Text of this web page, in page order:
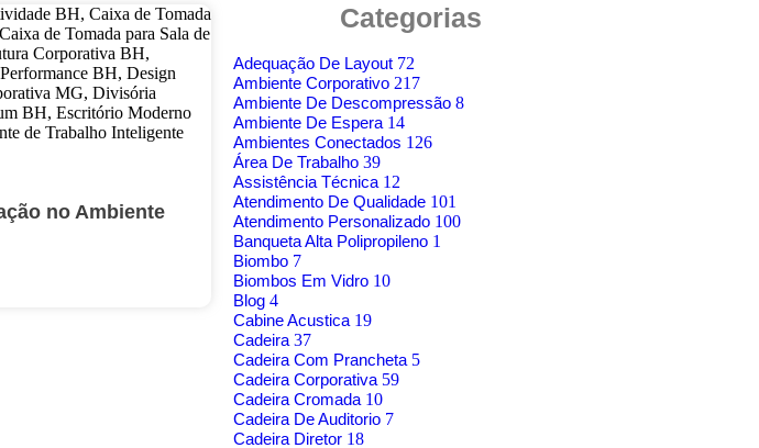
no Ambiente
Categorias
Adequação De Layout 72
Ambiente Corporativo 217
Ambiente De Descompressão 8
Ambiente De Espera 14
Ambientes Conectados 126
Área De Trabalho 39
Assistência Técnica 12
Atendimento De Qualidade 101
Atendimento Personalizado 100
Banqueta Alta Polipropileno 1
Biombo 7
Biombos Em Vidro 10
Blog 4
Cabine Acustica 19
Cadeira 37
Cadeira Com Prancheta 5
Cadeira Corporativa 59
Cadeira Cromada 10
Cadeira De Auditorio 7
Cadeira Diretor 18